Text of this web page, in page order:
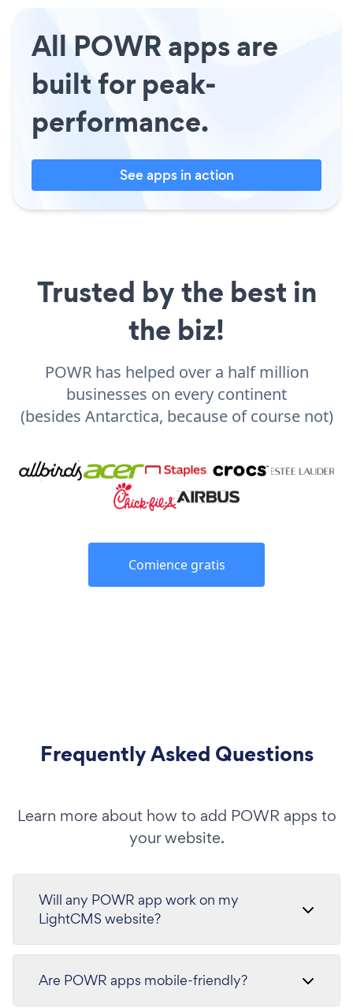
All POWR apps are
built for peak-
performance.
See apps in action
Trusted by the best in
the biz!
POWR has helped over a half million
businesses on every continent
(besides Antarctica, because of course not)
Comience gratis
Frequently Asked Questions
Learn more about how to add POWR apps to
your website.
Will any POWR app work on my
LightCMS website?
Are POWR apps mobile-friendly?